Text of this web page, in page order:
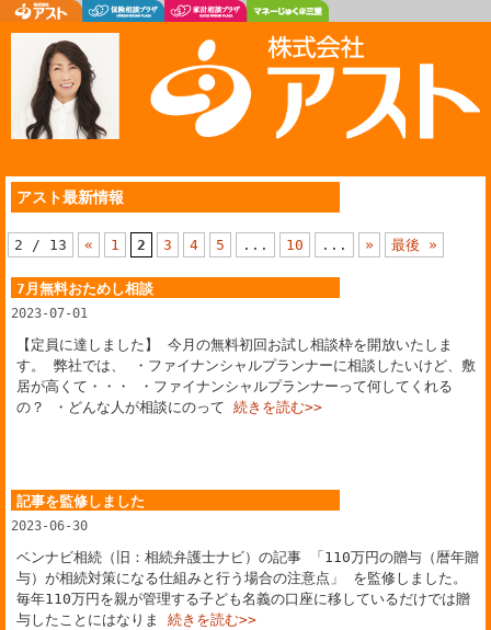
アスト最新情報
2 / 13 « 1 2 3 4 5 ... 10 ... » 最後 »
7月無料おためし相談
2023-07-01
【定員に達しました】 今月の無料初回お試し相談枠を開放いたしま
す。 弊社では、 ・ファイナンシャルプランナーに相談したいけど、敷
居が高くて・・・ ・ファイナンシャルプランナーって何してくれる
の？ ・どんな人が相談にのって 続きを読む>>
記事を監修しました
2023-06-30
ベンナビ相続（旧：相続弁護士ナビ）の記事 「110万円の贈与（暦年贈
与）が相続対策になる仕組みと行う場合の注意点」 を監修しました。
毎年110万円を親が管理する子ども名義の口座に移しているだけでは贈
与したことにはなりま 続きを読む>>